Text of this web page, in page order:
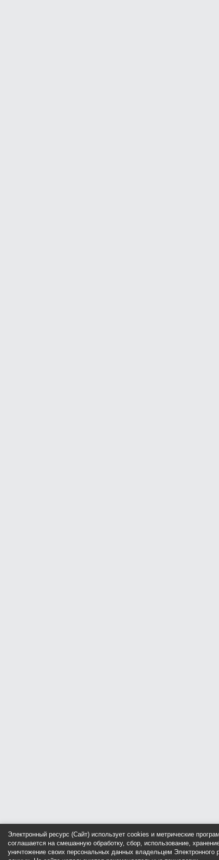
Электронный ресурс (Сайт) использует cookies и метрические
соглашается на смешанную обработку, сбор, использование,
уничтожение своих персональных данных владельцем Электронного